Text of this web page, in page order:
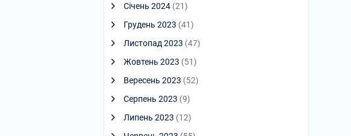
Січень 2024 (21)
Грудень 2023 (41)
Листопад 2023 (47)
Жовтень 2023 (51)
Вересень 2023 (52)
Серпень 2023 (9)
Липень 2023 (12)